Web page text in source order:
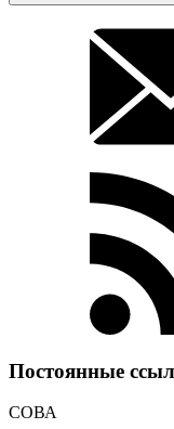
Постоянные
СОВА